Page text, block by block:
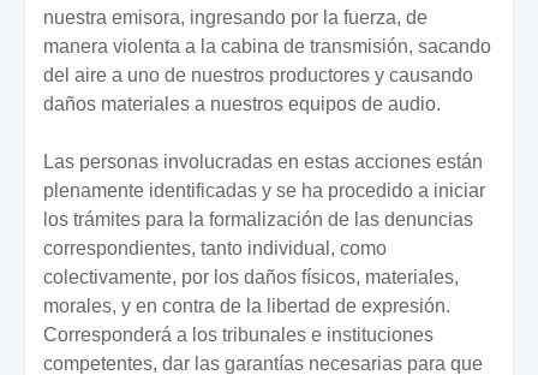
nuestra emisora, ingresando por la fuerza, de
manera violenta a la cabina de transmisión, sacando
del aire a uno de nuestros productores y causando
daños materiales a nuestros equipos de audio.
Las personas involucradas en estas acciones están
plenamente identificadas y se ha procedido a iniciar
los trámites para la formalización de las denuncias
correspondientes, tanto individual, como
colectivamente, por los daños físicos, materiales,
morales, y en contra de la libertad de expresión.
Corresponderá a los tribunales e instituciones
competentes, dar las garantías necesarias para que